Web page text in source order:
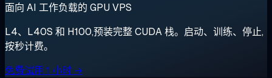
面向 AI 工作负载的 GPU VPS
L4、L40S 和 H100,预装完整 CUDA 栈。启动、训练、停止,
按秒计费。
免费试用 1 小时 →